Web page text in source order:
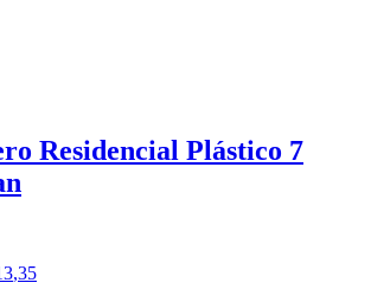
Residencial Plástico 7
,35